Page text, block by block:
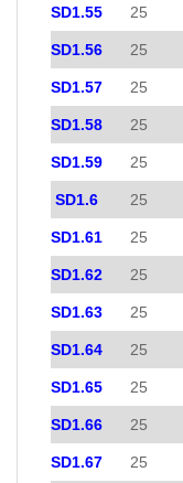
SD1.55 25
SD1.56 25
SD1.57 25
SD1.58 25
SD1.59 25
SD1.6 25
SD1.61 25
SD1.62 25
SD1.63 25
SD1.64 25
SD1.65 25
SD1.66 25
SD1.67 25